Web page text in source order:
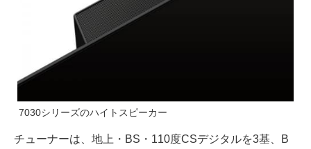
7030シリーズのハイトスピーカー
チューナーは、地上・BS・110度CSデジタルを3基、B